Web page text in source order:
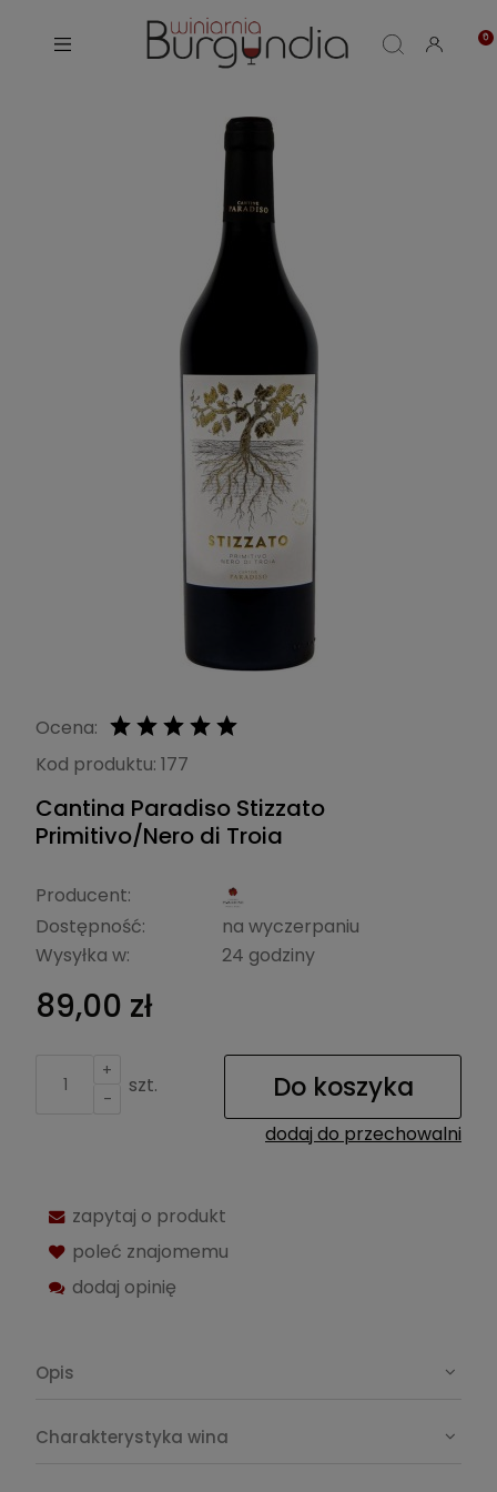
Ocena:
Kod produktu: 177
Cantina Paradiso Stizzato
Primitivo/Nero di Troia
Producent:
Dostępność:
na wyczerpaniu
Wysyłka w:
24 godziny
89,00 zł
+
-
szt. Do koszyka
dodaj do przechowalni
zapytaj o produkt
poleć znajomemu
dodaj opinię
Opis
Charakterystyka wina